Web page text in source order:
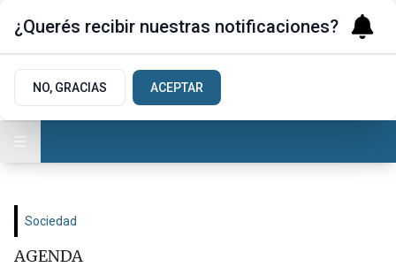
Sociedad
AGENDA
¿Querés recibir nuestras notificaciones?
NO, GRACIAS ACEPTAR